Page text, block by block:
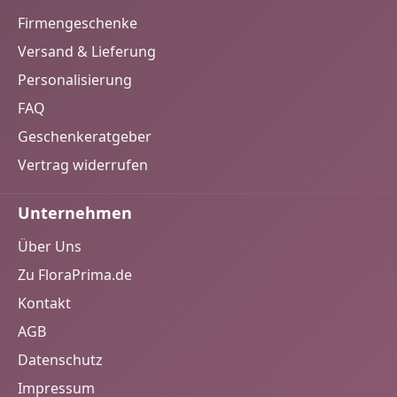
Kohlenhydrate62 g davon Zucker5,8 g Eiweiß8,6 g
Salz2,5 g Hersteller FloraPrima GmbH Didderser Str. 28
38176 Wendeburg info@floraprima.de
Firmengeschenke
Versand & Lieferung
Personalisierung
FAQ
Geschenkeratgeber
Vertrag widerrufen
Unternehmen
Über Uns
Zu FloraPrima.de
Kontakt
AGB
Datenschutz
Impressum